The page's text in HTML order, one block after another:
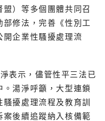
）等多個團體共同召
部修法，完善《性別工
開企業性騷擾處理流
表示，儘管性平三法已
湯淨呼籲，大型連鎖
擾處理流程及教育訓
後續追蹤納入核備範